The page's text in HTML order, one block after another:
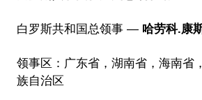
白罗斯共和国总领事 — 哈劳科.康
领事区：广东省，湖南省，海南省
族自治区